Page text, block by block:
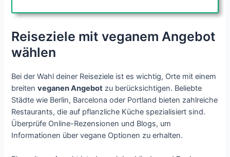
Reiseziele mit veganem Angebot
wählen
Bei der Wahl deiner Reiseziele ist es wichtig, Orte mit einem
breitenveganen Angebot zu berücksichtigen. Beliebte
Städte wie Berlin, Barcelona oder Portland bieten zahlreiche
Restaurants, die auf pflanzliche Küche spezialisiert sind.
Überprüfe Online-Rezensionen und Blogs, um
Informationen über vegane Optionen zu erhalten.